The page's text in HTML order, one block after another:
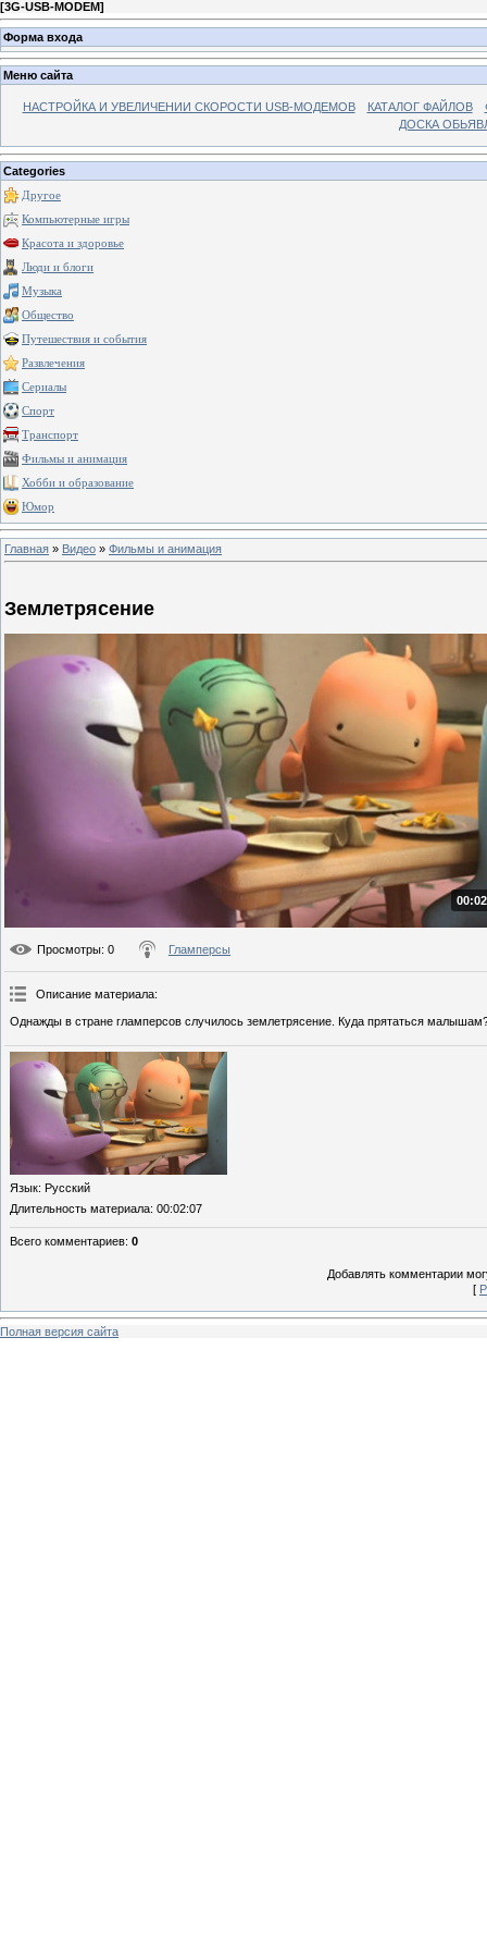
[3G-USB-MODEM]
Форма входа
Меню сайта
НАСТРОЙКА И УВЕЛИЧЕНИИ СКОРОСТИ USB-МОДЕМОВ КАТАЛОГ ФАЙЛОВ
ДОСКА
Categories
Другое
Компьютерные игры
Красота и здоровье
Люди и блоги
Музыка
Общество
Путешествия и события
Развлечения
Сериалы
Спорт
Транспорт
Фильмы и анимация
Хобби и образование
Юмор
Главная » Видео » Фильмы и анимация
Землетрясение
Просмотры: 0 Гламперсы
Описание материала:
Однажды в стране гламперсов случилось землетрясение. Куда прятаться
Язык: Русский
Длительность материала: 00:02:07
Всего комментариев: 0
Добавлять комментарии
[
Полная версия сайта